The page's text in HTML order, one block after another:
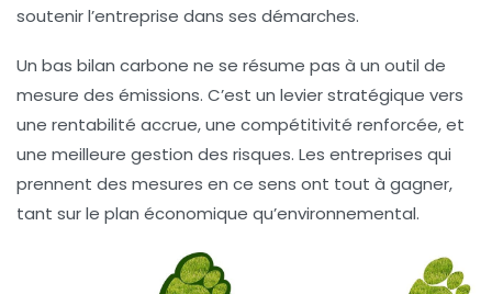
soutenir l’entreprise dans ses démarches.
Un bas bilan carbone ne se résume pas à un outil de
mesure des émissions. C’est un levier stratégique vers
une rentabilité accrue, une compétitivité renforcée, et
une meilleure gestion des risques. Les entreprises qui
prennent des mesures en ce sens ont tout à gagner,
tant sur le plan économique qu’environnemental.